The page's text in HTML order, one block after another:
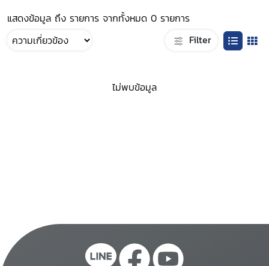
แสดงข้อมูล ถึง รายการ จากทั้งหมด 0 รายการ
Filter
ไม่พบข้อมูล